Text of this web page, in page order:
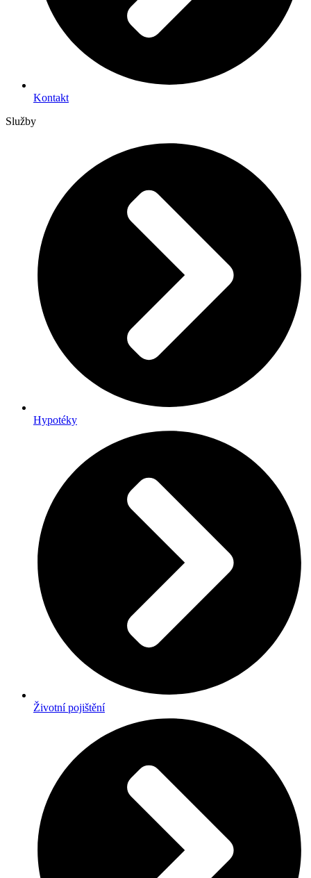
Kontakt
Služby
Hypotéky
Životní pojištění